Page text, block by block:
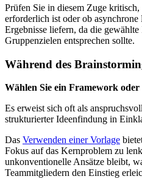
Prüfen Sie in diesem Zuge
erforderlich ist oder ob asynchrone
Ergebnisse liefern, da die
Gruppenzielen entsprechen sollte.
Während des
Wählen Sie ein Framework oder
Es erweist sich oft als
strukturierter Ideenfindung in
Das Verwenden einer Vorlage
Fokus auf das Kernproblem zu
unkonventionelle Ansätze bleibt,
Teammitgliedern den Einstieg